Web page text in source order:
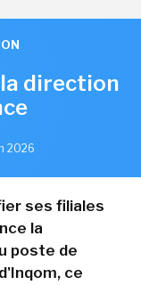
direction
2026
ses filiales
la
poste de
ce